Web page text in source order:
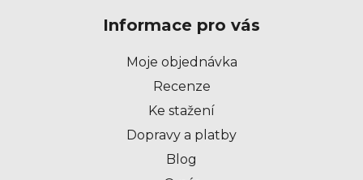
Informace pro vás
Moje objednávka
Recenze
Ke stažení
Dopravy a platby
Blog